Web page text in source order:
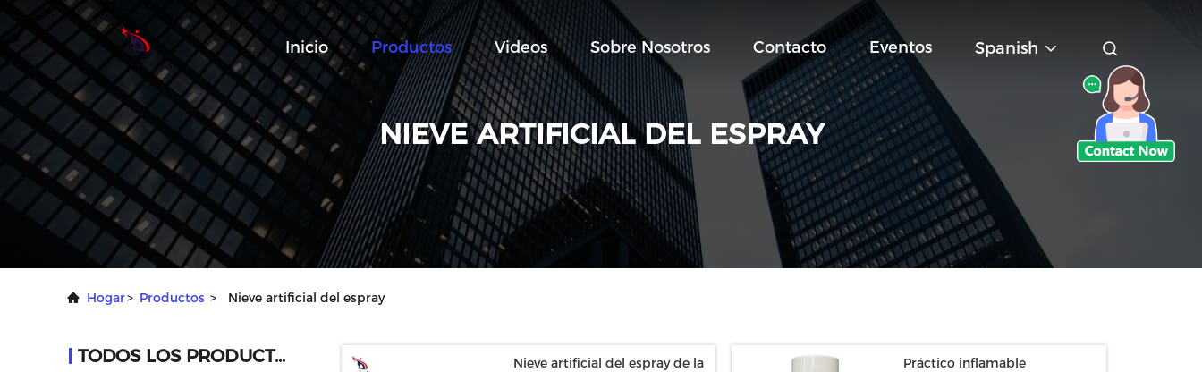
Inicio Productos Videos Sobre Nosotros Contacto Eventos Spanish
NIEVE ARTIFICIAL DEL ESPRAY
Hogar> Productos > Nieve artificial del espray
TODOS LOS PRODUCTOS
Nieve artificial del espray de la
Práctico inflamable